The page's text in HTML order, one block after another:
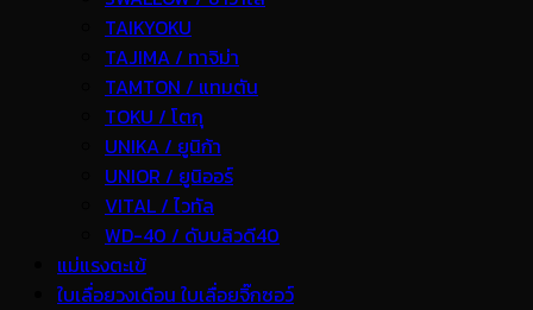
TAIKYOKU
TAJIMA / ทาจิม่า
TAMTON / แทมตัน
TOKU / โตกุ
UNIKA / ยูนิก้า
UNIOR / ยูนิออร์
VITAL / ไวทัล
WD-40 / ดับบลิวดี40
แม่แรงตะเข้
ใบเลื่อยวงเดือน ใบเลื่อยจิ๊กซอว์